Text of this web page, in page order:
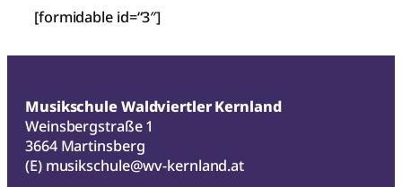
[formidable id=“3″]
Musikschule Waldviertler Kernland
Weinsbergstraße 1
3664 Martinsberg
(E) musikschule@wv-kernland.at